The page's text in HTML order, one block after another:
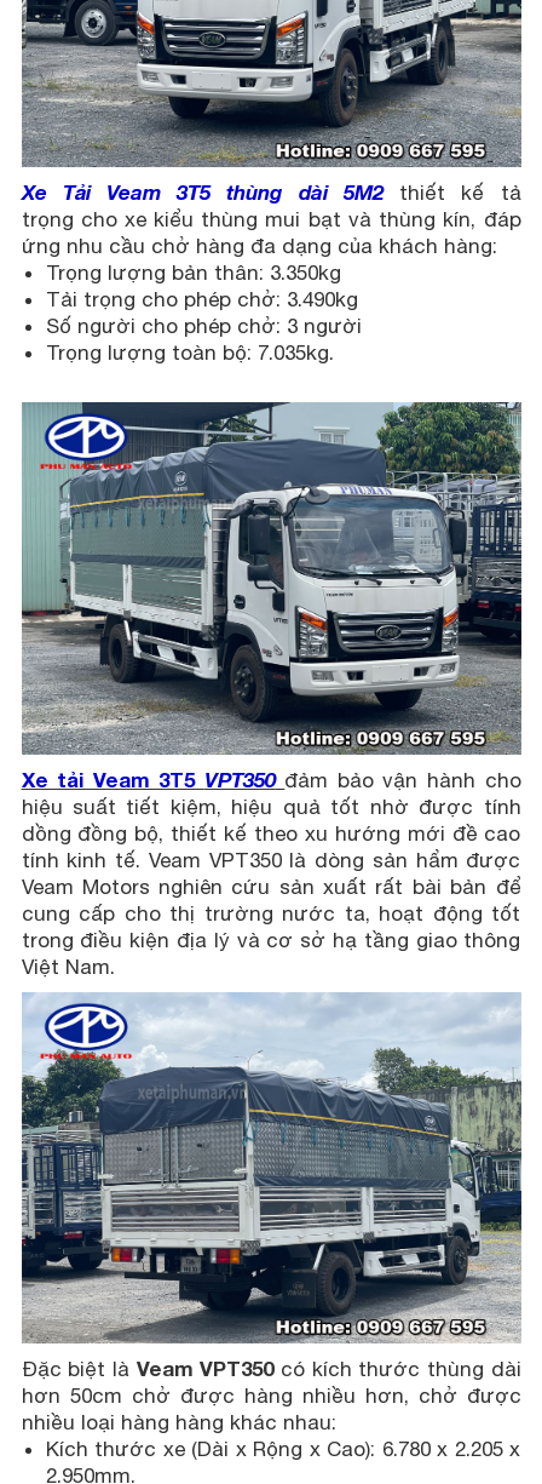
Xe Tải Veam 3T5thùng dài 5M2thiết kế tả
trọng cho xe kiểu thùng mui bạt và thùng kín, đáp
ứng nhu cầu chở hàng đa dạng của khách hàng:
Trọng lượng bản thân: 3.350kg
Tải trọng cho phép chở: 3.490kg
Số người cho phép chở: 3 người
Trọng lượng toàn bộ: 7.035kg.
Xe tải Veam 3T5 VPT350 đảm bảo vận hành cho
hiệu suất tiết kiệm, hiệu quả tốt nhờ được tính
dồng đồng bộ, thiết kế theo xu hướng mới đề cao
tính kinh tế. Veam VPT350 là dòng sản hẩm được
Veam Motors nghiên cứu sản xuất rất bài bản để
cung cấp cho thị trường nước ta, hoạt động tốt
trong điều kiện địa lý và cơ sở hạ tầng giao thông
Việt Nam.
Đặc biệt là Veam VPT350có kích thước thùng dài
hơn 50cm chở được hàng nhiều hơn, chở được
nhiều loại hàng hàng khác nhau:
Kích thước xe (Dài x Rộng x Cao): 6.780 x 2.205 x
2.950mm.